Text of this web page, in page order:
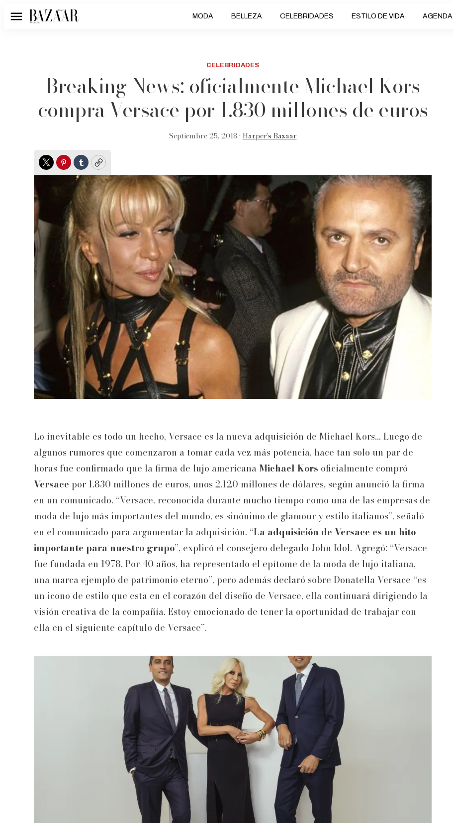
Menú MODA BELLEZA CELEBRIDADES ESTILO DE VIDA AGENDA
CELEBRIDADES
Breaking News: oficialmente Michael Kors
compra Versace por 1.830 millones de euros
Septiembre 25, 2018 • Harper’s Bazaar
TwitterPinterest
TumblrCopy
Lo inevitable es todo un hecho, Versace es la nueva adquisición de Michael Kors... Luego de
algunos rumores que comenzaron a tomar cada vez más potencia, hace tan solo un par de
horas fue confirmado que la firma de lujo americana Michael Kors oficialmente compró
Versace por 1.830 millones de euros, unos 2.120 millones de dólares, según anunció la firma
en un comunicado. “Versace, reconocida durante mucho tiempo como una de las empresas de
moda de lujo más importantes del mundo, es sinónimo de glamour y estilo italianos”, señaló
en el comunicado para argumentar la adquisición. “La adquisición de Versace es un hito
importante para nuestro grupo”, explicó el consejero delegado John Idol. Agregó: “Versace
fue fundada en 1978. Por 40 años, ha representado el epítome de la moda de lujo italiana,
una marca ejemplo de patrimonio eterno”, pero además declaró sobre Donatella Versace “es
un icono de estilo que esta en el corazón del diseño de Versace, ella continuará dirigiendo la
visión creativa de la compañía. Estoy emocionado de tener la oportunidad de trabajar con
ella en el siguiente capítulo de Versace”.